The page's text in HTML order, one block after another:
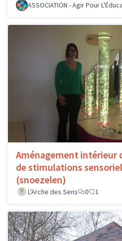
ASSOCIATION - Agir Pour
Aménagement intérieur
de stimulations
(snoezelen)
L'Arche des Sens 0 1